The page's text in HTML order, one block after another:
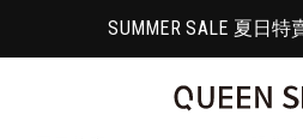
SUMMER SALE 夏日特